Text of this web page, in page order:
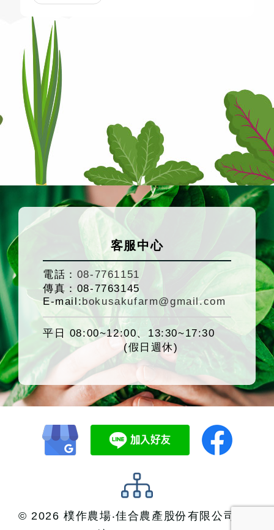
客服中心
電話： 08-7761151
傳真： 08-7763145
E-mail:bokusakufarm@gmail.com
平日 08:00~12:00、13:30~17:30
(假日週休)
© 2026 樸作農場‧佳合農產股份有限公司 統